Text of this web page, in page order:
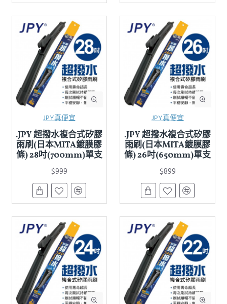
JPY真便宜
.JPY 超撥水複合式矽膠
雨刷(日本MITA鍍膜膠
條) 28吋(700mm)單支
$999
JPY真便宜
.JPY 超撥水複合式矽膠
雨刷(日本MITA鍍膜膠
條) 26吋(650mm)單支
$899